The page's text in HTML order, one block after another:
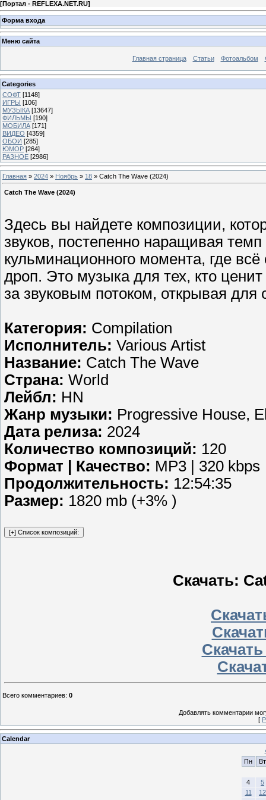
[Портал - REFLEXA.NET.RU]
Форма входа
Меню сайта
Главная страница Статьи Фотоальбом
Categories
СОФТ [1148]
ИГРЫ [106]
МУЗЫКА [13647]
ФИЛЬМЫ [190]
МОБИЛА [171]
ВИДЕО [4359]
ОБОИ [285]
ЮМОР [264]
РАЗНОЕ [2986]
Главная » 2024 » Ноябрь » 18 » Catch The Wave (2024)
Catch The Wave (2024)
Здесь вы найдете композиции,
звуков, постепенно наращивая
кульминационного момента, где
дроп. Это музыка для тех, кто
за звуковым потоком, открывая
Категория: Compilation
Исполнитель: Various Artist
Название: Catch The Wave
Страна: World
Лейбл: HN
Жанр музыки: Progressive House,
Дата релиза: 2024
Количество композиций: 120
Формат | Качество: MP3 | 320 kbps
Продолжительность: 12:54:35
Размер: 1820 mb (+3% )
Скачать:
Всего комментариев: 0
Добавлять комментарии
[
Calendar
Пн
Вт
4
5
11
12